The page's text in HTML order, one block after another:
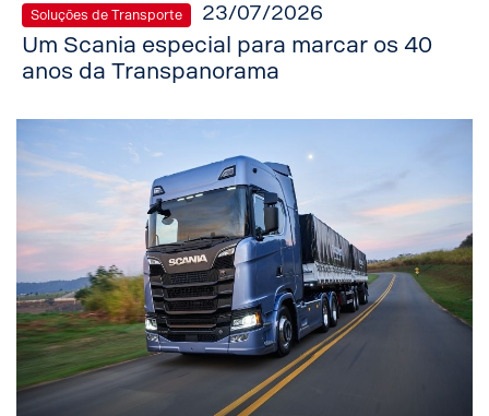
Soluções de Transporte 23/07/2026
Um Scania especial para marcar os 40
anos da Transpanorama